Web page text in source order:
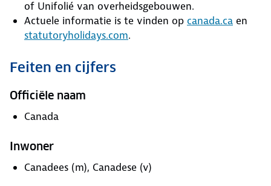
of Unifolié van overheidsgebouwen.
Actuele informatie is te vinden op canada.ca en
statutoryholidays.com.
Feiten en cijfers
Officiële naam
Canada
Inwoner
Canadees (m), Canadese (v)